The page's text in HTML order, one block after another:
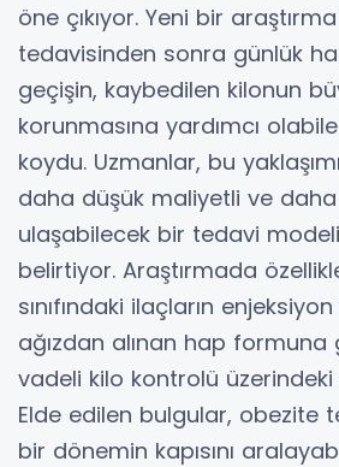
öne çıkıyor. Yeni bir
tedavisinden sonra günlük
geçişin, kaybedilen kilonun
korunmasına yardımcı
koydu. Uzmanlar, bu
daha düşük maliyetli ve
ulaşabilecek bir tedavi
belirtiyor. Araştırmada
sınıfındaki ilaçların
ağızdan alınan hap formuna
vadeli kilo kontrolü
Elde edilen bulgular, obezite
bir dönemin kapısını